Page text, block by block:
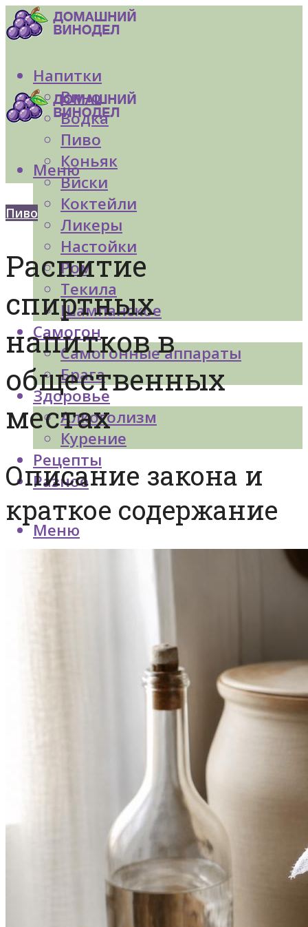
Напитки
Вино
Водка
Пиво
Коньяк
Виски
Коктейли
Ликеры
Настойки
Ром
Текила
Шампанское
Самогон
Самогонные аппараты
Брага
Здоровье
Алкоголизм
Курение
Рецепты
Разное
Меню
Меню
Пиво
Распитие
спиртных
напитков в
общественных
местах
Описание закона и
краткое содержание